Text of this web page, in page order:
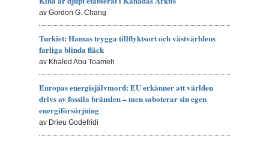
av Gordon G. Chang
Turkiet: Hamas trygga tillflyktsort och västvärldens
farliga blinda fläck
av Khaled Abu Toameh
Europas energisjälvmord: EU erkänner att världen
drivs av fossila bränslen – men saboterar sin egen
energiförsörjning
av Drieu Godefridi